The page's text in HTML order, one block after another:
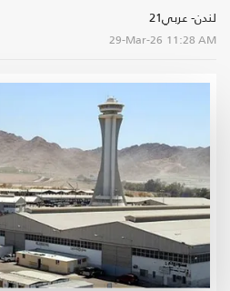
لندن- عربي21
29-Mar-26 11:28 AM